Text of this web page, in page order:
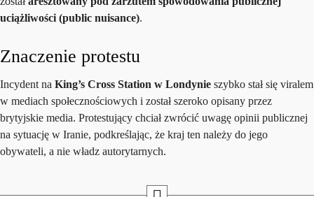
uciążliwości (public nuisance).
Znaczenie protestu
Incydent na King’s Cross Station w Londynie szybko stał się viralem
w mediach społecznościowych i został szeroko opisany przez
brytyjskie media. Protestujący chciał zwrócić uwagę opinii publicznej
na sytuację w Iranie, podkreślając, że kraj ten należy do jego
obywateli, a nie władz autorytarnych.